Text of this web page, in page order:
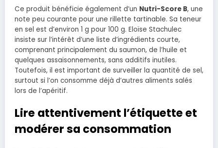
Ce produit bénéficie également d’un Nutri-Score B, une
note peu courante pour une rillette tartinable. Sa teneur
en sel est d’environ 1 g pour 100 g. Eloïse Stachulec
insiste sur l’intérêt d’une liste d’ingrédients courte,
comprenant principalement du saumon, de l’huile et
quelques assaisonnements, sans additifs inutiles.
Toutefois, il est important de surveiller la quantité de sel,
surtout si l’on consomme déjà d’autres aliments salés
lors de l’apéritif.
Lire attentivement l’étiquette et
modérer sa consommation